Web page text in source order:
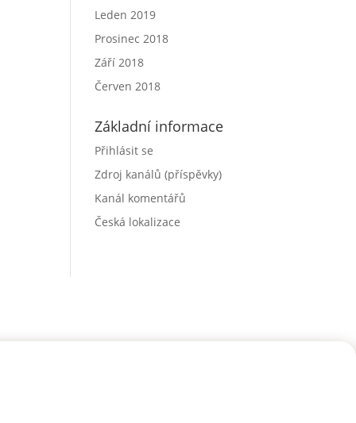
Leden 2019
Prosinec 2018
Září 2018
Červen 2018
Základní informace
Přihlásit se
Zdroj kanálů (příspěvky)
Kanál komentářů
Česká lokalizace